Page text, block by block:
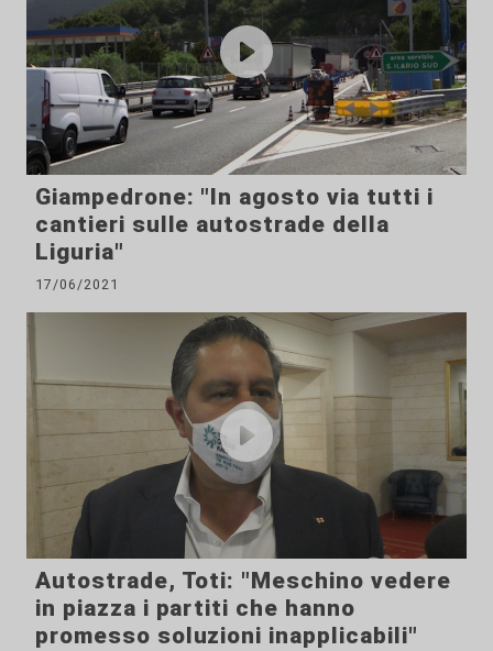
Giampedrone: "In agosto via tutti i
cantieri sulle autostrade della
Liguria"
17/06/2021
Autostrade, Toti: "Meschino vedere
in piazza i partiti che hanno
promesso soluzioni inapplicabili"